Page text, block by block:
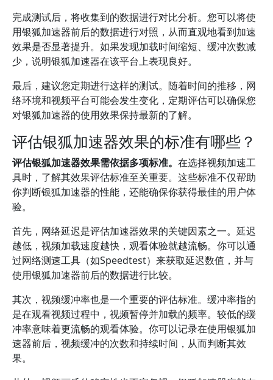
完成测试后，将收集到的数据进行对比分析。您可以将使
用银狐加速器前后的数据进行对照，从而直观地看到加速
效果是否显著提升。如果发现加载时间缩短、缓冲次数减
少，说明银狐加速器在该平台上表现良好。
最后，建议您定期进行这样的测试。随着时间的推移，网
络环境和视频平台可能会发生变化，定期评估可以确保您
对银狐加速器的使用效果保持最新的了解。
评估银狐加速器效果的标准有哪些？
评估银狐加速器效果需依据多项标准。 在选择视频加速工
具时，了解其效果评估标准至关重要。这些标准不仅帮助
你判断银狐加速器的性能，还能确保你获得最佳的用户体
验。
首先，网络延迟是评估加速器效果的关键因素之一。延迟
越低，视频加载速度越快，观看体验就越流畅。你可以通
过网络测速工具（如Speedtest）来获取延迟数值，并与
使用银狐加速器前后的数据进行比较。
其次，视频缓冲率也是一个重要的评估标准。缓冲率指的
是在观看视频过程中，视频暂停并加载的频率。较低的缓
冲率意味着更流畅的观看体验。你可以记录在使用银狐加
速器前后，视频缓冲的次数和持续时间，从而判断其效
果。